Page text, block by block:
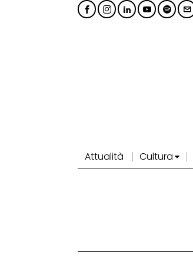
Attualità Cultura